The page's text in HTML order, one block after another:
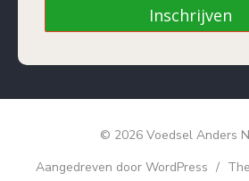
Inschrijven
© 2026 Voedsel Anders
Aangedreven door WordPress /